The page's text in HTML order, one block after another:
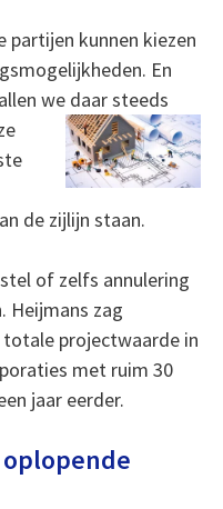
partijen kunnen kiezen
En
we daar steeds
de zijlijn staan.
of zelfs annulering
Heijmans zag
totale projectwaarde in
met ruim 30
jaar eerder.